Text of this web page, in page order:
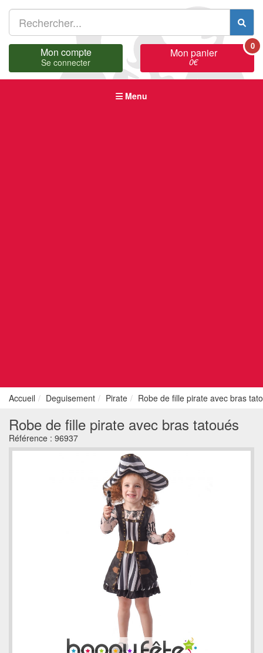
Mon compte
Se connecter
Mon panier
0€
0
Menu
Accueil Deguisement Pirate Robe de fille pirate avec bras
Robe de fille pirate avec bras tatoués
Référence : 96937